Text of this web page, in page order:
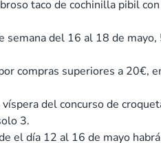
taco de cochinilla pibil
semana del 16 al 18 de
compras superiores a 20€,
del concurso de
3.
el día 12 al 16 de mayo